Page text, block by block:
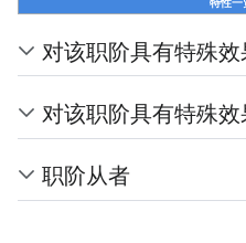
对该职阶具有特殊
对该职阶具有特殊
职阶从者